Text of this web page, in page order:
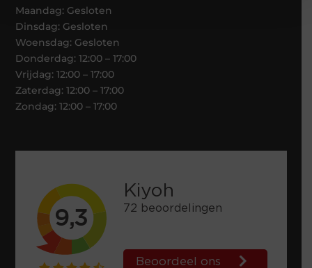
Maandag: Gesloten
Dinsdag: Gesloten
Woensdag: Gesloten
Donderdag: 12:00 – 17:00
Vrijdag: 12:00 – 17:00
Zaterdag: 12:00 – 17:00
Zondag: 12:00 – 17:00